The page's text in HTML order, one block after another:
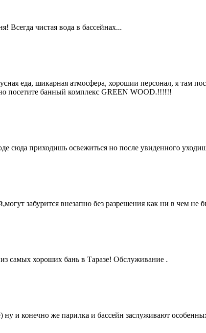
Всегда чистая вода в бассейнах...
еда, шикарная атмосфера, хорошии персонал, я там
посетите банный комплекс GREEN WOOD.!!!!!!
сюда приходишь освежиться но после увиденного
забурится внезапно без разрешения как ни в чем не
самых хороших бань в Таразе! Обслуживание .
и конечно же парилка и бассейн заслуживают